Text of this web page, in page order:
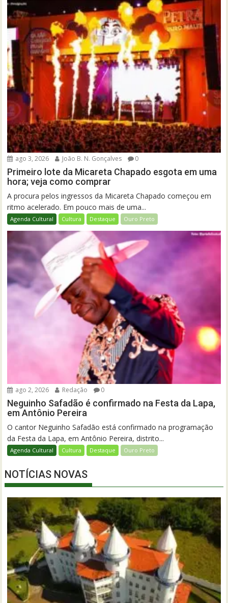
ago 3, 2026 João B. N. Gonçalves 0
Primeiro lote da Micareta Chapado esgota em uma
hora; veja como comprar
A procura pelos ingressos da Micareta Chapado começou em
ritmo acelerado. Em pouco mais de uma...
Agenda Cultural Cultura Destaque Ouro Preto
ago 2, 2026 Redação 0
Neguinho Safadão é confirmado na Festa da Lapa,
em Antônio Pereira
O cantor Neguinho Safadão está confirmado na programação
da Festa da Lapa, em Antônio Pereira, distrito...
Agenda Cultural Cultura Destaque Ouro Preto
NOTÍCIAS NOVAS